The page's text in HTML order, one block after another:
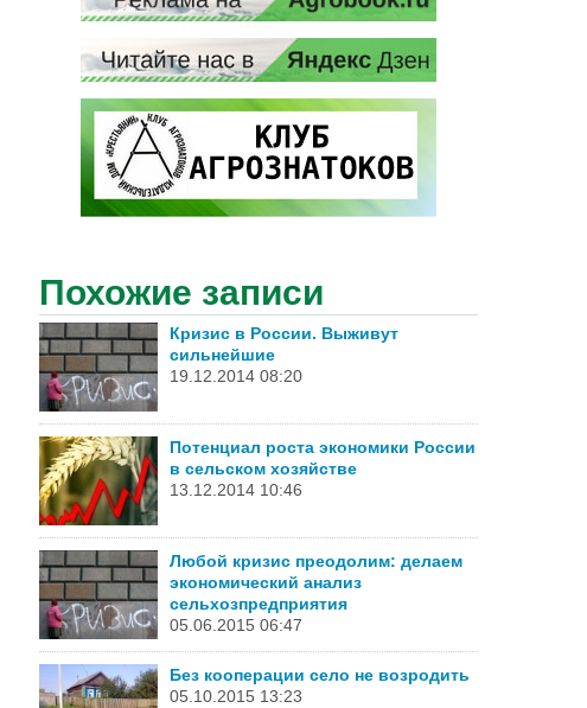
Похожие записи
Кризис в России. Выживут
сильнейшие
19.12.2014 08:20
Потенциал роста экономики России
в сельском хозяйстве
13.12.2014 10:46
Любой кризис преодолим: делаем
экономический анализ
сельхозпредприятия
05.06.2015 06:47
Без кооперации село не возродить
05.10.2015 13:23